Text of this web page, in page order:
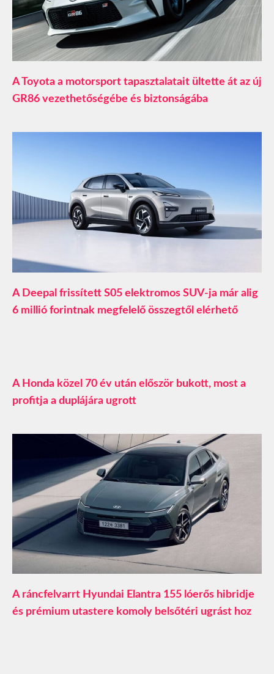
A Toyota a motorsport tapasztalatait ültette át az új
GR86 vezethetőségébe és biztonságába
A Deepal frissített S05 elektromos SUV-ja már alig
6 millió forintnak megfelelő összegtől elérhető
A Honda közel 70 év után először bukott, most a
profitja a duplájára ugrott
A ráncfelvarrt Hyundai Elantra 155 lóerős hibridje
és prémium utastere komoly belsőtéri ugrást hoz